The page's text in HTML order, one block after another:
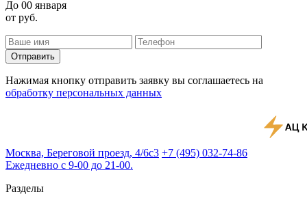
До 00 января
от руб.
Отправить
Нажимая кнопку отправить заявку вы соглашаетесь на
обработку персональных данных
Москва, Береговой проезд, 4/6с3 +7 (495) 032-74-86
Ежедневно с 9-00 до 21-00.
Разделы